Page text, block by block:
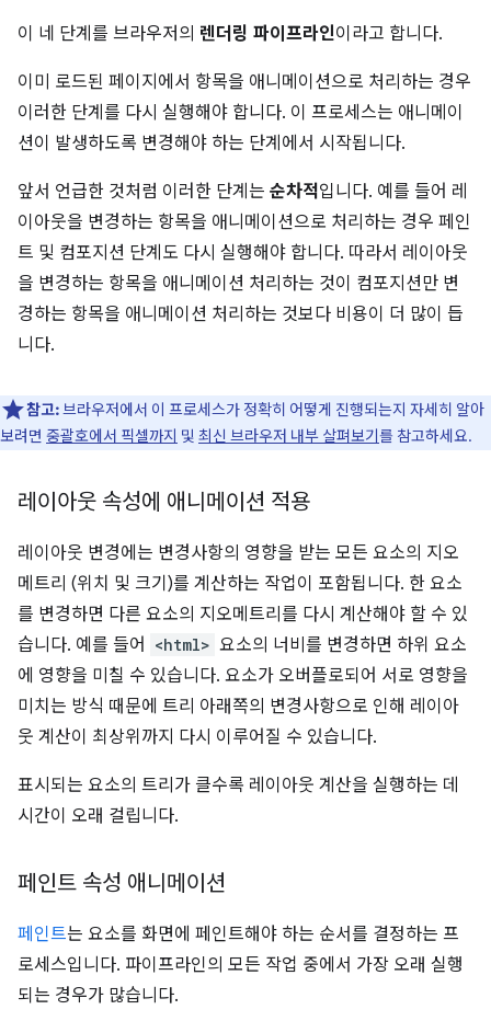
이 네 단계를 브라우저의 렌더링 파이프라인이라고 합니다.
이미 로드된 페이지에서 항목을 애니메이션으로 처리하는 경우
이러한 단계를 다시 실행해야 합니다. 이 프로세스는 애니메이
션이 발생하도록 변경해야 하는 단계에서 시작됩니다.
앞서 언급한 것처럼 이러한 단계는 순차적입니다. 예를 들어 레
이아웃을 변경하는 항목을 애니메이션으로 처리하는 경우 페인
트 및 컴포지션 단계도 다시 실행해야 합니다. 따라서 레이아웃
을 변경하는 항목을 애니메이션 처리하는 것이 컴포지션만 변
경하는 항목을 애니메이션 처리하는 것보다 비용이 더 많이 듭
니다.
참고:브라우저에서 이 프로세스가 정확히 어떻게 진행되는지 자세히 알아
보려면 중괄호에서 픽셀까지 및 최신 브라우저 내부 살펴보기를 참고하세요.
레이아웃 속성에 애니메이션 적용
레이아웃 변경에는 변경사항의 영향을 받는 모든 요소의 지오
메트리 (위치 및 크기)를 계산하는 작업이 포함됩니다. 한 요소
를 변경하면 다른 요소의 지오메트리를 다시 계산해야 할 수 있
습니다. 예를 들어
<html> 요소의 너비를 변경하면 하위 요소
에 영향을 미칠 수 있습니다. 요소가 오버플로되어 서로 영향을
미치는 방식 때문에 트리 아래쪽의 변경사항으로 인해 레이아
웃 계산이 최상위까지 다시 이루어질 수 있습니다.
표시되는 요소의 트리가 클수록 레이아웃 계산을 실행하는 데
시간이 오래 걸립니다.
페인트 속성 애니메이션
페인트는 요소를 화면에 페인트해야 하는 순서를 결정하는 프
로세스입니다. 파이프라인의 모든 작업 중에서 가장 오래 실행
되는 경우가 많습니다.